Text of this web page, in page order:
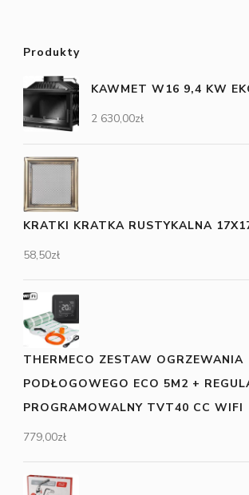
Produkty
KAWMET W16 9,4 KW
2 630,00zł
KRATKI KRATKA RUSTYKALNA
58,50zł
THERMECO ZESTAW OGRZEWANIA
PODŁOGOWEGO ECO 5M2 +
PROGRAMOWALNY TVT40 CC WIFI
779,00zł